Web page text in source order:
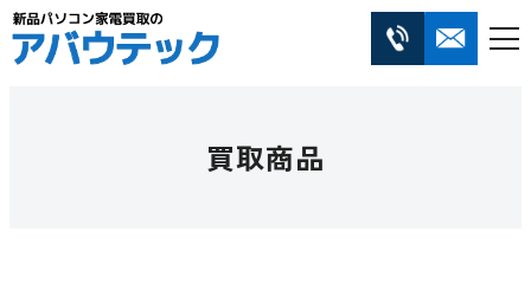
買取商品